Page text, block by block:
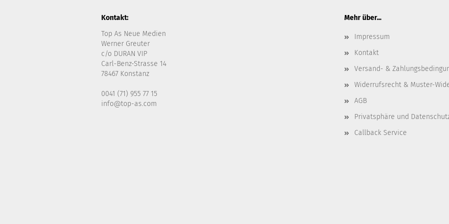
Kontakt:
Top As Neue Medien
Werner Greuter
c/o DURAN VIP
Carl-Benz-Strasse 14
78467 Konstanz
0041 (71) 955 77 15
info@top-as.com
Mehr über...
Impressum
Kontakt
Versand- &
Widerrufsrecht & Muster-
AGB
Privatsphäre und
Callback Service